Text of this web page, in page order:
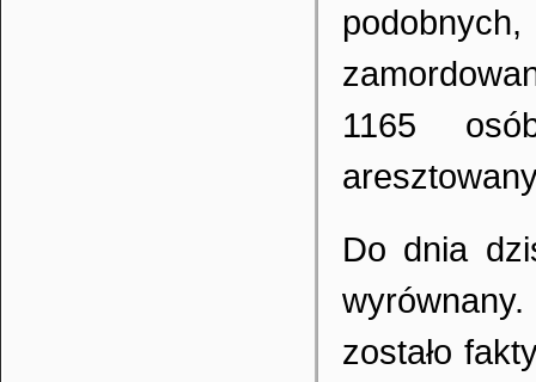
1165
Do dnia
zostało